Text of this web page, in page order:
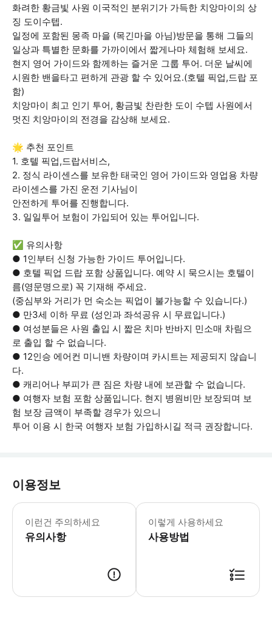
화려한 황금빛 사원 이국적인 분위기가 가득한 치앙마이의 상
징 도이수텝.
일정에 포함된 몽족 마을 (목긴마을 아님)방문을 통해 그들의
일상과 특별한 문화를 가까이에서 짧게나마 체험해 보세요.
현지 영어 가이드와 함께하는 즐거운 그룹 투어. 더운 날씨에
시원한 밴을타고 편하게 관광 할 수 있어요.(호텔 픽업,드랍 포
함)
치앙마이 최고 인기 투어, 황금빛 찬란한 도이 수텝 사원에서
멋진 치앙마이의 전경을 감상해 보세요.
🌟 추천 포인트
1. 호텔 픽업,드랍서비스,
2. 정식 라이센스를 보유한 태국인 영어 가이드와 영업용 차량
라이센스를 가진 운전 기사님이
안전하게 투어를 진행합니다.
3. 일일투어 보험이 가입되어 있는 투어입니다.
✅ 유의사항
● 1인부터 신청 가능한 가이드 투어입니다.
● 호텔 픽업 드랍 포함 상품입니다. 예약 시 묵으시는 호텔이
름(영문명으로) 꼭 기재해 주세요.
(중심부와 거리가 먼 숙소는 픽업이 불가능할 수 있습니다.)
● 만3세 이하 무료 (성인과 좌석공유 시 무료입니다.)
● 여성분들은 사원 출입 시 짧은 치마 반바지 민소매 차림으
로 출입 할 수 없습니다.
● 12인승 에어컨 미니밴 차량이며 카시트는 제공되지 않습니
다.
● 캐리어나 부피가 큰 짐은 차량 내에 보관할 수 없습니다.
● 여행자 보험 포함 상품입니다. 현지 병원비만 보장되며 보
험 보장 금액이 부족할 경우가 있으니
투어 이용 시 한국 여행자 보험 가입하시길 적극 권장합니다.
이용정보
이런건 주의하세요
유의사항
‣ 1인부터 신청 가능한 조인 투어입
이렇게 사용하세요
사용방법